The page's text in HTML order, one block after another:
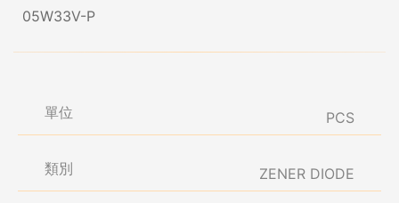
05W33V-P
單位 PCS
類別 ZENER DIODE